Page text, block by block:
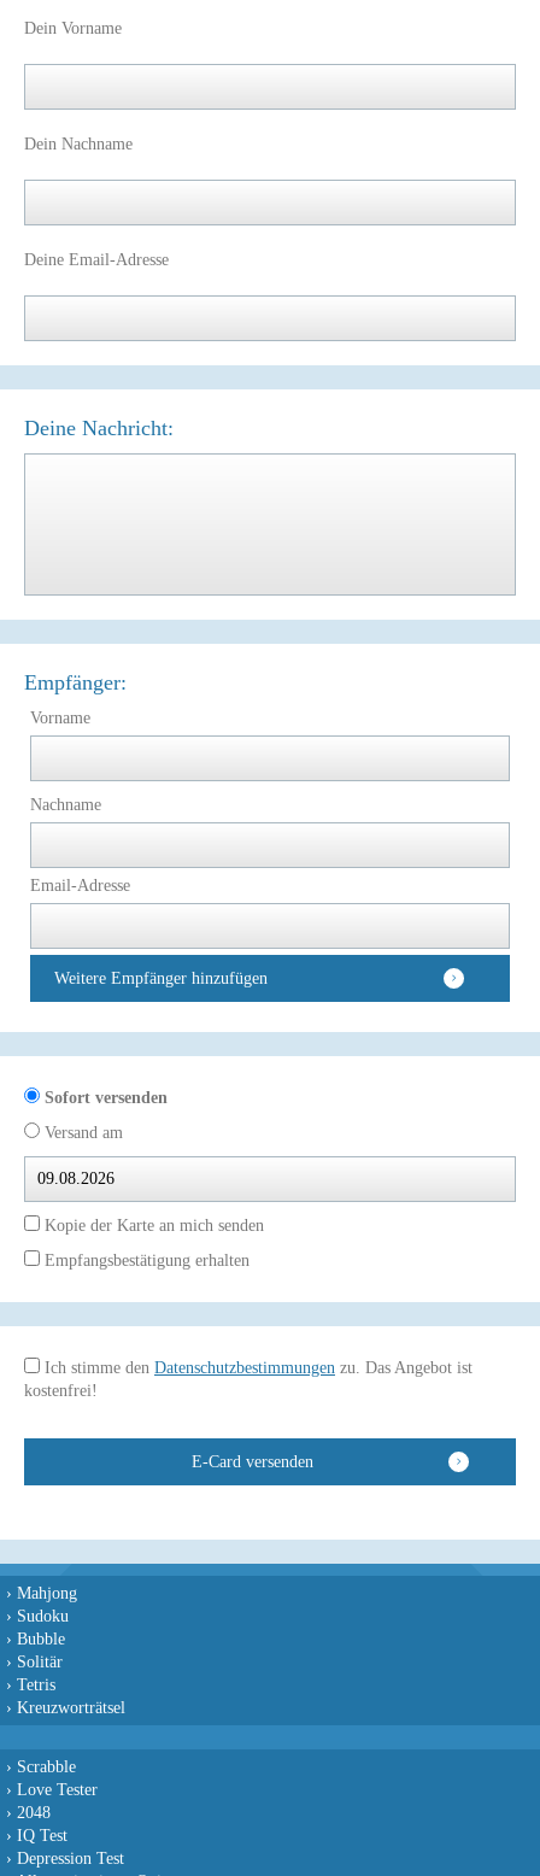
Dein Vorname
Dein Nachname
Deine Email-Adresse
Deine Nachricht:
Empfänger:
Vorname
Nachname
Email-Adresse
Weitere Empfänger hinzufügen
Sofort versenden
Versand am
Kopie der Karte an mich senden
Empfangsbestätigung erhalten
Ich stimme den Datenschutzbestimmungen zu. Das Angebot ist
kostenfrei!
› Mahjong
› Sudoku
› Bubble
› Solitär
› Tetris
› Kreuzworträtsel
› Scrabble
› Love Tester
› 2048
› IQ Test
› Depression Test